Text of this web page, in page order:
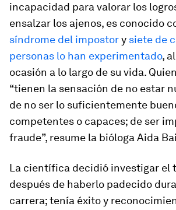
incapacidad para valorar los
ensalzar los ajenos, es conocido
síndrome del impostory siete de
personas lo han experimentado,
ocasión a lo largo de su vida.
“tienen la sensación de no estar
de no ser lo suficientemente
competentes o capaces; de ser
fraude”, resume la bióloga Aida
La científica decidió investigar el
después de haberlo padecido
carrera; tenía éxito y